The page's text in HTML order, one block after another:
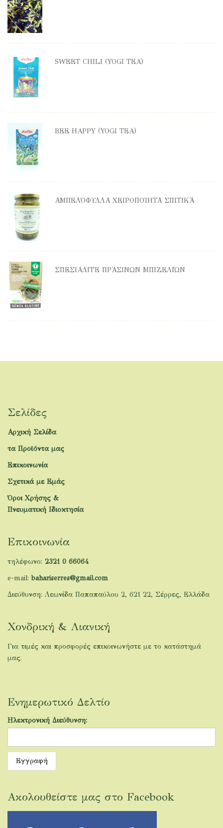
SWEET CHILI (YOGI TEA)
BEE HAPPY (YOGI TEA)
ΑΜΠΕΛΌΦΥΛΛΑ ΧΕΙΡΟΠΟΊΗΤΑ ΣΠΙΤΙΚΆ
ΣΠΕΣΙΑΛΙΤΈ ΠΡΆΣΙΝΩΝ ΜΠΙΖΕΛΙΏΝ
Σελίδες
Αρχική Σελίδα
τα Προϊόντα μας
Επικοινωνία
Σχετικά με Εμάς
Όροι Χρήσης &
Πνευματική Ιδιοκτησία
Επικοινωνία
τηλέφωνο: 2321 0 66064
e-mail:bahariserres@gmail.com
Διεύθυνση: Λεωνίδα Παπαπαύλου 2, 621 22, Σέρρες, Ελλάδα
Χονδρική & Λιανική
Για τιμές και προσφορές επικοινωνήστε με το κατάστημά
μας.
Ενημερωτικό Δελτίο
Ηλεκτρονική Διεύθυνση:
Ακολουθείστε μας στο Facebook